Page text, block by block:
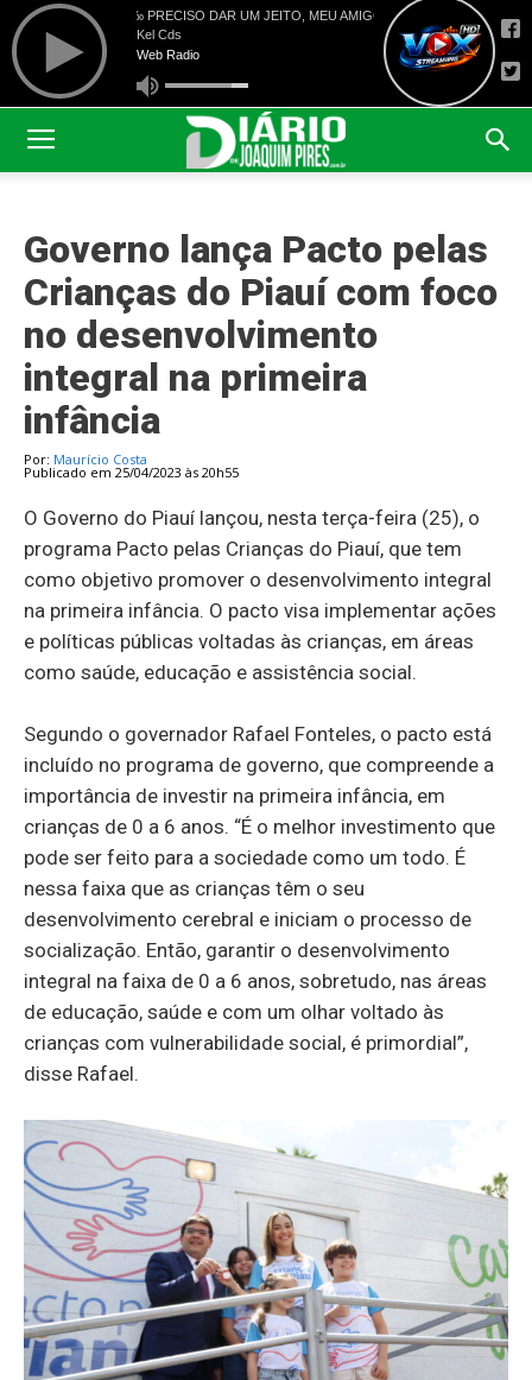
Governo lança Pacto pelas
Crianças do Piauí com foco
no desenvolvimento
integral na primeira
infância
Por: Maurício Costa
Publicado em 25/04/2023 às 20h55
O Governo do Piauí lançou, nesta terça-feira (25), o
programa Pacto pelas Crianças do Piauí, que tem
como objetivo promover o desenvolvimento integral
na primeira infância. O pacto visa implementar ações
e políticas públicas voltadas às crianças, em áreas
como saúde, educação e assistência social.
Segundo o governador Rafael Fonteles, o pacto está
incluído no programa de governo, que compreende a
importância de investir na primeira infância, em
crianças de 0 a 6 anos. “É o melhor investimento que
pode ser feito para a sociedade como um todo. É
nessa faixa que as crianças têm o seu
desenvolvimento cerebral e iniciam o processo de
socialização. Então, garantir o desenvolvimento
integral na faixa de 0 a 6 anos, sobretudo, nas áreas
de educação, saúde e com um olhar voltado às
crianças com vulnerabilidade social, é primordial”,
disse Rafael.